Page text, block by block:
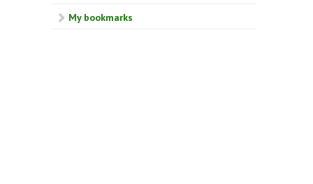
My bookmarks